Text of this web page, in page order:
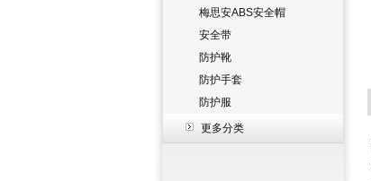
梅思安ABS安全帽
安全带
防护靴
防护手套
防护服
更多分类